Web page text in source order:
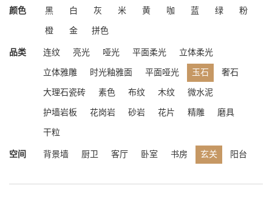
颜色 黑 白 灰 米 黄 咖 蓝 绿 粉
橙 金 拼色
品类 连纹 亮光 哑光 平面柔光 立体柔光
立体雅雕 时光釉雅面 平面哑光 玉石 奢石
大理石瓷砖 素色 布纹 木纹 微水泥
护墙岩板 花岗岩 砂岩 花片 精雕 磨具
干粒
空间 背景墙 厨卫 客厅 卧室 书房 玄关 阳台